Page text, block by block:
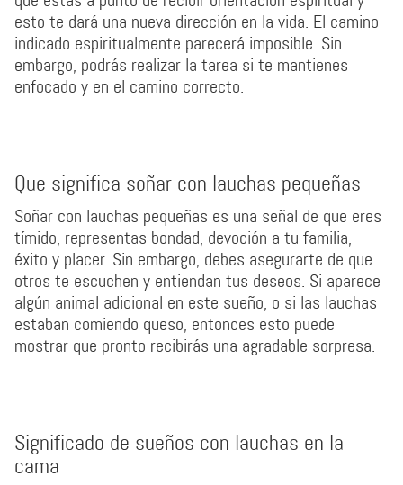
esto te dará una nueva dirección en la vida. El camino
indicado espiritualmente parecerá imposible. Sin
embargo, podrás realizar la tarea si te mantienes
enfocado y en el camino correcto.
Que significa soñar con lauchas pequeñas
Soñar con lauchas pequeñas es una señal de que eres
tímido, representas bondad, devoción a tu familia,
éxito y placer. Sin embargo, debes asegurarte de que
otros te escuchen y entiendan tus deseos. Si aparece
algún animal adicional en este sueño, o si las lauchas
estaban comiendo queso, entonces esto puede
mostrar que pronto recibirás una agradable sorpresa.
Significado de sueños con lauchas en la
cama